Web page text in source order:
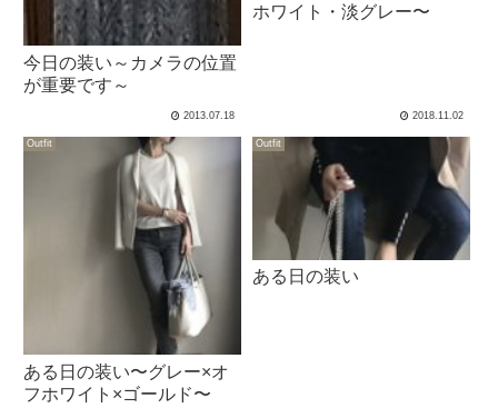
今日の装い～カメラの位置
が重要です～
2013.07.18
ホワイト・淡グレー〜
2018.11.02
Outfit
ある日の装い〜グレー×オ
フホワイト×ゴールド〜
Outfit
ある日の装い